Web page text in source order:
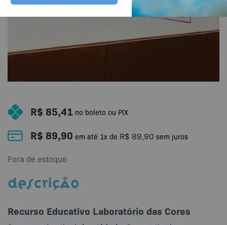
R$ 85,41 no boleto ou PIX
R$ 89,90 em até 1x de R$ 89,90 sem juros
Fora de estoque
DESCRIÇÃO
Recurso Educativo Laboratório das Cores